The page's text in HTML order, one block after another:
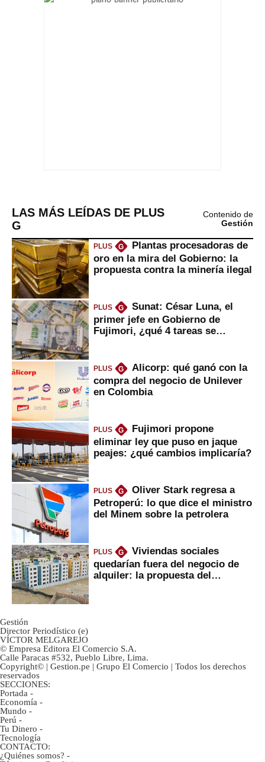
LAS MÁS LEÍDAS DE PLUS
G
Contenido de
Gestión
PLUS G
Plantas procesadoras de
oro en la mira del Gobierno: la
propuesta contra la minería ilegal
PLUS G
Sunat: César Luna, el
primer jefe en Gobierno de
Fujimori, ¿qué 4 tareas se
PLUS G
Alicorp: qué ganó con la
compra del negocio de Unilever
en Colombia
PLUS G
Fujimori propone
eliminar ley que puso en jaque
peajes: ¿qué cambios implicaría?
PLUS G
Oliver Stark regresa a
Petroperú: lo que dice el ministro
del Minem sobre la petrolera
PLUS G
Viviendas sociales
quedarían fuera del negocio de
alquiler: la propuesta del
Gestión
Director Periodístico (e)
VÍCTOR MELGAREJO
© Empresa Editora El Comercio S.A.
Calle Paracas #532, Pueblo Libre, Lima.
Copyright© | Gestion.pe | Grupo El Comercio | Todos los derechos
reservados
SECCIONES:
Portada -
Economía -
Mundo -
Perú -
Tu Dinero -
Tecnología
CONTACTO:
¿Quiénes somos? -